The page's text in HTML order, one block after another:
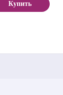
Купить